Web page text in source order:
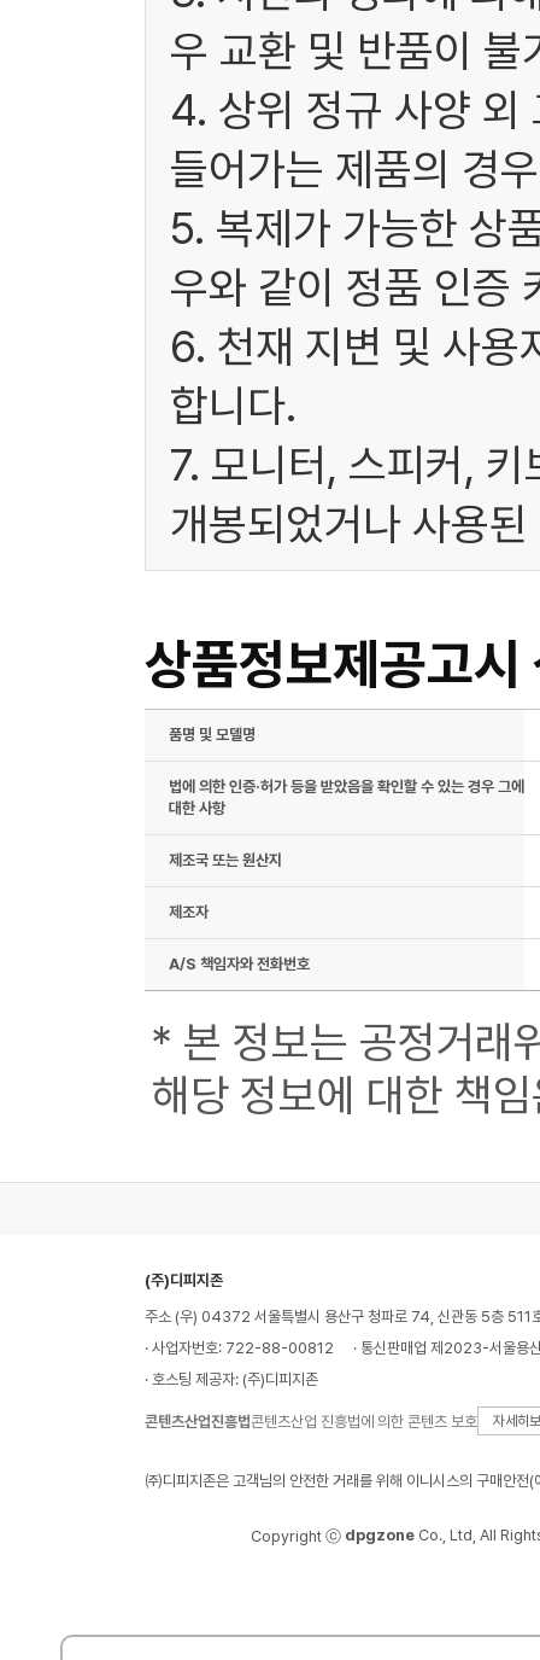
우 교환 및 반품이 불
4. 상위 정규 사양 외
들어가는 제품의 경
5. 복제가 가능한 상
우와 같이 정품 인증
6. 천재 지변 및 사용
합니다.
7. 모니터, 스피커,
개봉되었거나 사용
상품정보제공고시
품명 및 모델명
법에 의한 인증·허가 등을 받았음을 확인할 수 있는 경우 그에
대한 사항
제조국 또는 원산지
제조자
A/S 책임자와 전화번호
* 본 정보는 공정거래
해당 정보에 대한 책
(주)디피지존
주소 (우) 04372 서울특별시 용산구 청파로 74, 신관동 5층 511
· 사업자번호: 722-88-00812
· 통신판매업 제2023-서울
· 호스팅 제공자: (주)디피지존
콘텐츠산업진흥법콘텐츠산업 진흥법에 의한 콘텐츠 보호 자세히
㈜디피지존은 고객님의 안전한 거래를 위해 이니시스의 구매안전
Copyright ⓒ dpgzone Co., Ltd, All